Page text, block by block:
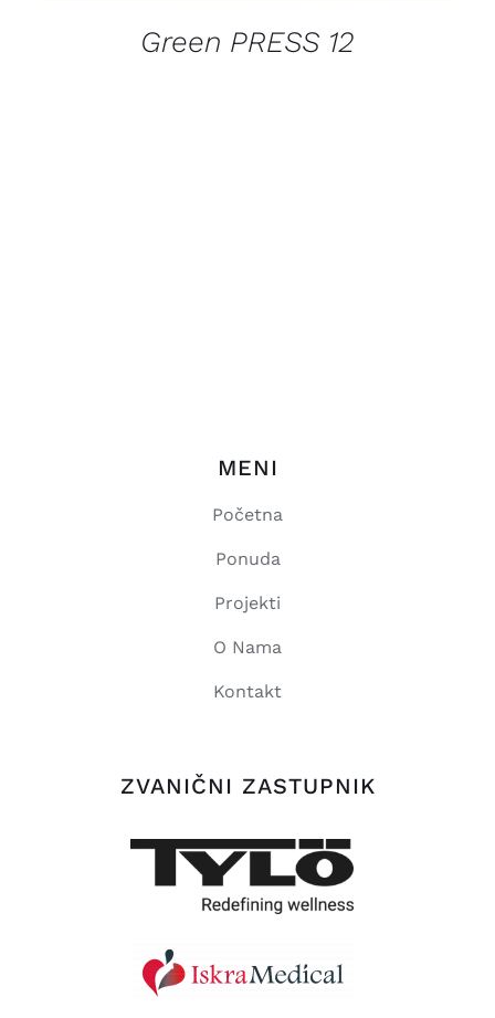
Green PRESS 12
MENI
Početna
Ponuda
Projekti
O Nama
Kontakt
ZVANIČNI ZASTUPNIK